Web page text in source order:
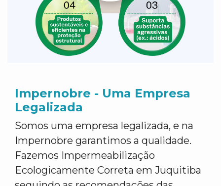
Impernobre - Uma Empresa
Legalizada
Somos uma empresa legalizada, e na
Impernobre garantimos a qualidade.
Fazemos Impermeabilização
Ecologicamente Correta em Juquitiba